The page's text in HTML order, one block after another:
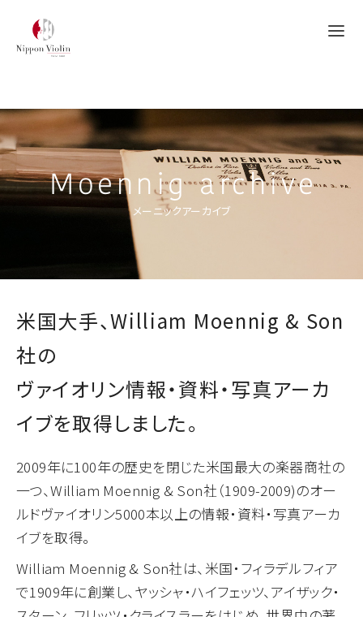
Moennig archive
メーニックアーカイブ
米国大手、William Moennig & Son
社の
ヴァイオリン情報・資料・写真アーカ
イブを取得しました。
2009年に100年の歴史を閉じた米国最大の楽器商社の
一つ、William Moennig & Son社（1909-2009)のオー
ルドヴァイオリン5000本以上の情報・資料・写真アーカ
イブを取得。
William Moennig & Son社は、米国・フィラデルフィア
で1909年に創業し、ヤッシャ・ハイフェッツ、アイザック・